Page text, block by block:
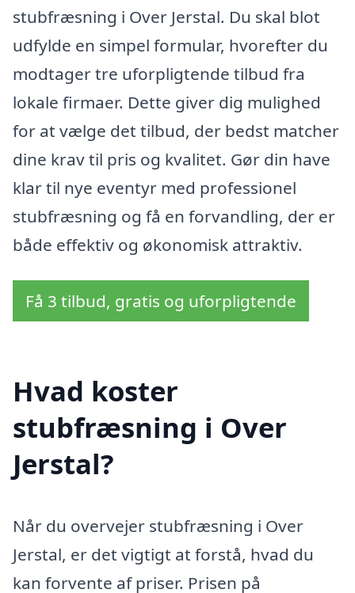
stubfræsning i Over Jerstal. Du skal blot
udfylde en simpel formular, hvorefter du
modtager tre uforpligtende tilbud fra
lokale firmaer. Dette giver dig mulighed
for at vælge det tilbud, der bedst matcher
dine krav til pris og kvalitet. Gør din have
klar til nye eventyr med professionel
stubfræsning og få en forvandling, der er
både effektiv og økonomisk attraktiv.
Få 3 tilbud, gratis og uforpligtende
Hvad koster
stubfræsning i Over
Jerstal?
Når du overvejer stubfræsning i Over
Jerstal, er det vigtigt at forstå, hvad du
kan forvente af priser. Prisen på